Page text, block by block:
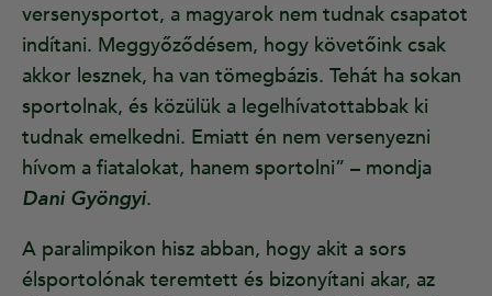
versenysportot, a magyarok nem tudnak csapatot
indítani. Meggyőződésem, hogy követőink csak
akkor lesznek, ha van tömegbázis. Tehát ha sokan
sportolnak, és közülük a legelhívatottabbak ki
tudnak emelkedni. Emiatt én nem versenyezni
hívom a fiatalokat, hanem sportolni” – mondja
Dani Gyöngyi.
A paralimpikon hisz abban, hogy akit a sors
élsportolónak teremtett és bizonyítani akar, az